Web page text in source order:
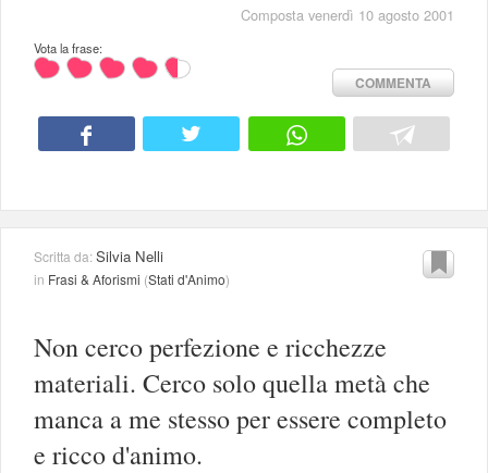
Composta venerdì 10 agosto 2001
Vota la frase:
COMMENTA
Scritta da:Silvia Nelli
in Frasi & Aforismi (Stati d'Animo)
Non cerco perfezione e ricchezze
materiali. Cerco solo quella metà che
manca a me stesso per essere completo
e ricco d'animo.